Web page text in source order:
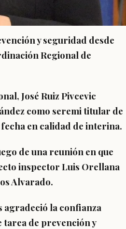
y seguridad desde
Regional de
José Ruiz Pivcevic
como seremi titular de
en calidad de interina.
de una reunión en que
inspector Luis Orellana
Alvarado.
agradeció la confianza
de prevención y